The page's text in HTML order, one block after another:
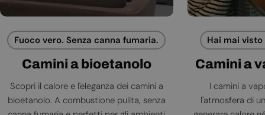
Fuoco vero. Senza canna fumaria.
Camini a bioetanolo
Scopri il calore e l'eleganza dei camini a
bioetanolo. A combustione pulita, senza
Hai mai
Camini a
I camini a
l'atmosfera di